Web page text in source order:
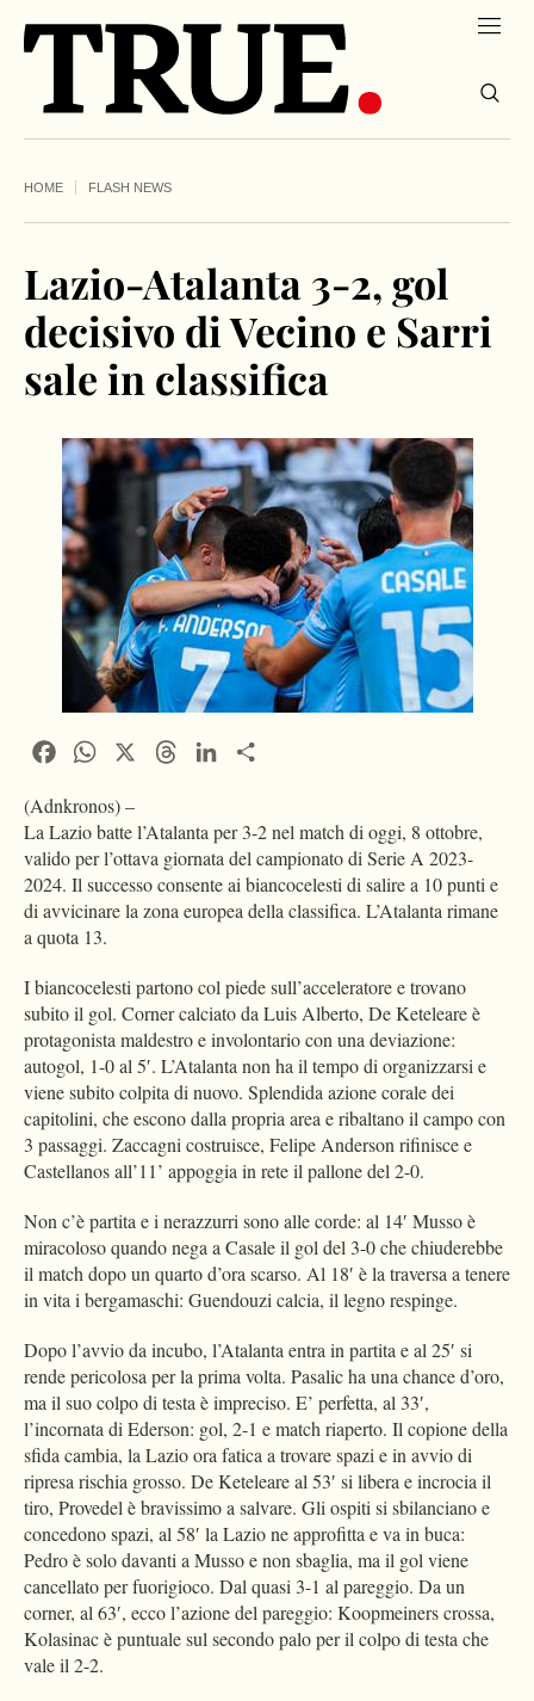
HOME FLASH NEWS
Lazio-Atalanta 3-2, gol
decisivo di Vecino e Sarri
sale in classifica
FacebookWhatsApp ThreadsLinkedIn
(Adnkronos) –
La Lazio batte l’Atalanta per 3-2 nel match di oggi, 8 ottobre,
valido per l’ottava giornata del campionato di Serie A 2023-
2024. Il successo consente ai biancocelesti di salire a 10 punti e
di avvicinare la zona europea della classifica. L’Atalanta rimane
a quota 13.
I biancocelesti partono col piede sull’acceleratore e trovano
subito il gol. Corner calciato da Luis Alberto, De Keteleare è
protagonista maldestro e involontario con una deviazione:
autogol, 1-0 al 5′. L’Atalanta non ha il tempo di organizzarsi e
viene subito colpita di nuovo. Splendida azione corale dei
capitolini, che escono dalla propria area e ribaltano il campo con
3 passaggi. Zaccagni costruisce, Felipe Anderson rifinisce e
Castellanos all’11’ appoggia in rete il pallone del 2-0.
Non c’è partita e i nerazzurri sono alle corde: al 14′ Musso è
miracoloso quando nega a Casale il gol del 3-0 che chiuderebbe
il match dopo un quarto d’ora scarso. Al 18′ è la traversa a tenere
in vita i bergamaschi: Guendouzi calcia, il legno respinge.
Dopo l’avvio da incubo, l’Atalanta entra in partita e al 25′ si
rende pericolosa per la prima volta. Pasalic ha una chance d’oro,
ma il suo colpo di testa è impreciso. E’ perfetta, al 33′,
l’incornata di Ederson: gol, 2-1 e match riaperto. Il copione della
sfida cambia, la Lazio ora fatica a trovare spazi e in avvio di
ripresa rischia grosso. De Keteleare al 53′ si libera e incrocia il
tiro, Provedel è bravissimo a salvare. Gli ospiti si sbilanciano e
concedono spazi, al 58′ la Lazio ne approfitta e va in buca:
Pedro è solo davanti a Musso e non sbaglia, ma il gol viene
cancellato per fuorigioco. Dal quasi 3-1 al pareggio. Da un
corner, al 63′, ecco l’azione del pareggio: Koopmeiners crossa,
Kolasinac è puntuale sul secondo palo per il colpo di testa che
vale il 2-2.